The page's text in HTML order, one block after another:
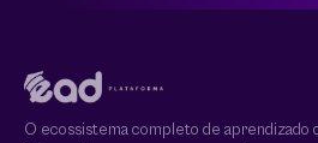
O ecossistema completo de aprendizado